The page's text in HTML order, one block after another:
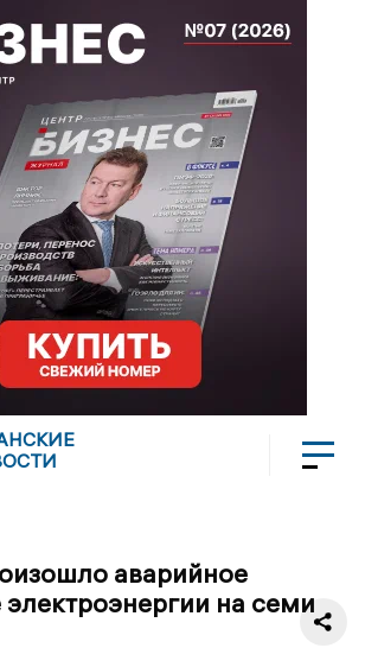
аварийное
на семи